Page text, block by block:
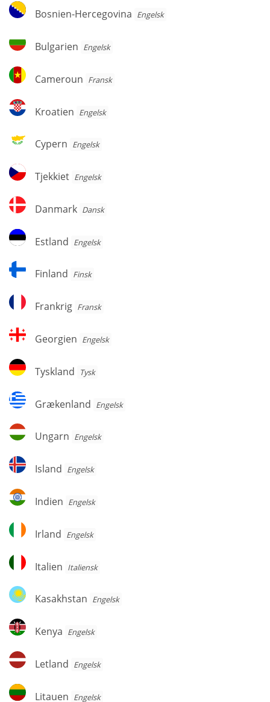
Bosnien-
Hercegovina
Bosnien-Hercegovina Engelsk
Bulgarien
Bulgarien Engelsk
Cameroun
Cameroun Fransk
Kroatien
Kroatien Engelsk
Cypern
Cypern Engelsk
Tjekkiet
Tjekkiet Engelsk
Danmark
Danmark Dansk
Estland
Estland Engelsk
Finland
Finland Finsk
Frankrig
Frankrig Fransk
Georgien
Georgien Engelsk
Tyskland
Tyskland Tysk
Grækenland
Grækenland Engelsk
Ungarn
Ungarn Engelsk
Island
Island Engelsk
Indien
Indien Engelsk
Irland
Irland Engelsk
Italien
Italien Italiensk
Kasakhstan
Kasakhstan Engelsk
Kenya
Kenya Engelsk
Letland
Letland Engelsk
Litauen
Litauen Engelsk